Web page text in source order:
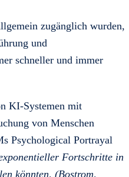
zugänglich wurden,
und
schneller und immer
KI-Systemen mit
von Menschen
Psychological Portrayal
Fortschritte in
könnten, (Bostrom,